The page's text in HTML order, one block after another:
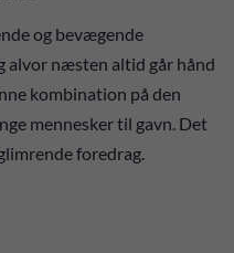
og bevægende
næsten altid går hånd
kombination på den
mennesker til gavn. Det
foredrag.